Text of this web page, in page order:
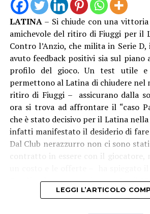
“La consegna della Torcia Olimpica –
l’assessore allo Sport Andrea
durato mesi, che ha visto il contributo
fondamentale di centinaia di
LATINA– Si chiude con una
amichevole del ritiro di Fiuggi per il
Contro l’Anzio, che milita in Serie
avuto feedback positivi sia sul
profilo del gioco. Un test utile
permettono al Latina di chiudere nel
ritiro di Fiuggi – assicurano dalla
ora si trova ad affrontare il “caso
che è stato decisivo per il Latina
infatti manifestato il desiderio di fare
Dal Club nerazzurro non ci sono
contratto in essere con il giocatore,
Condò – dovranno arrivare entro il
LEGGI L’ARTICOLO